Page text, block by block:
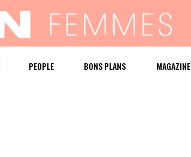
PEOPLE BONS PLANS MAGAZINE